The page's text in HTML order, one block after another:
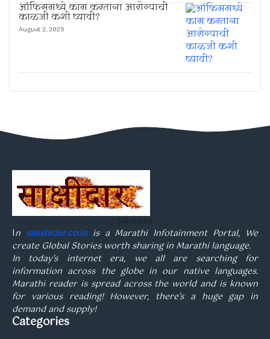
ऑफिसमध्ये काम करताना आरोग्याची
काळजी कशी घ्यावी?
August 2, 2025
Sakshidar
In sakshidar.co.inis a Marathi Infotainment Portal, We
create Global Stories worth sharing in Marathi language.
In today’s internet era, we all are searching for
information across the globe in our native languages.
Marathi reader is spread across the world and is known
for various reading! However, there’s a huge gap in
demand and supply!
Categories